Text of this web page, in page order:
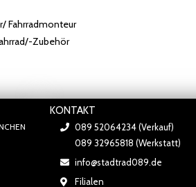
Fahrradmonteur
Zubehör
KONTAKT
089 52064234 (Verkauf)
089 32965818 (Werkstatt)
info@stadtrad089.de
Filialen